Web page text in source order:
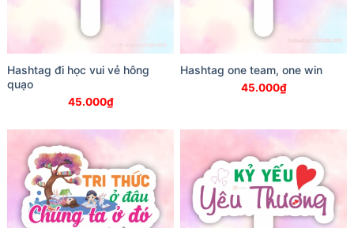
Hashtag đi học vui vẻ hông
quạo
45.000₫
Hashtag one team, one win
45.000₫